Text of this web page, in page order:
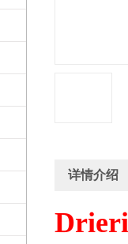
详情介绍